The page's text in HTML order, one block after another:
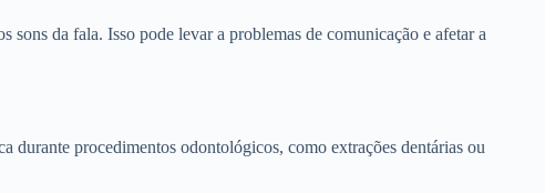
da fala. Isso pode levar a problemas de comunicação e afetar a
durante procedimentos odontológicos, como extrações dentárias ou